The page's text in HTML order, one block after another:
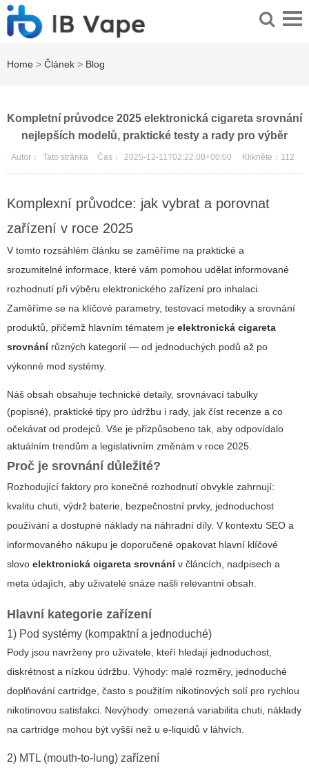
Home > Článek > Blog
Kompletní průvodce 2025 elektronická cigareta srovnání
nejlepších modelů, praktické testy a rady pro výběr
Autor： Tato stránka Čas： 2025-12-11T02:22:00+00:00 Klikněte： 112
Komplexní průvodce: jak vybrat a porovnat
zařízení v roce 2025
V tomto rozsáhlém článku se zaměříme na praktické a
srozumitelné informace, které vám pomohou udělat informované
rozhodnutí při výběru elektronického zařízení pro inhalaci.
Zaměříme se na klíčové parametry, testovací metodiky a srovnání
produktů, přičemž hlavním tématem je elektronická cigareta
srovnánírůzných kategorií — od jednoduchých podů až po
výkonné mod systémy.
Náš obsah obsahuje technické detaily, srovnávací tabulky
(popisné), praktické tipy pro údržbu i rady, jak číst recenze a co
očekávat od prodejců. Vše je přizpůsobeno tak, aby odpovídalo
aktuálním trendům a legislativním změnám v roce 2025.
Proč je srovnání důležité?
Rozhodující faktory pro konečné rozhodnutí obvykle zahrnují:
kvalitu chuti, výdrž baterie, bezpečnostní prvky, jednoduchost
používání a dostupné náklady na náhradní díly. V kontextu SEO a
informovaného nákupu je doporučené opakovat hlavní klíčové
slovo elektronická cigareta srovnánív článcích, nadpisech a
meta údajích, aby uživatelé snáze našli relevantní obsah.
Hlavní kategorie zařízení
1) Pod systémy (kompaktní a jednoduché)
Pody jsou navrženy pro uživatele, kteří hledají jednoduchost,
diskrétnost a nízkou údržbu. Výhody: malé rozměry, jednoduché
doplňování cartridge, často s použitím nikotinových solí pro rychlou
nikotinovou satisfakci. Nevýhody: omezená variabilita chuti, náklady
na cartridge mohou být vyšší než u e-liquidů v láhvích.
2) MTL (mouth-to-lung) zařízení